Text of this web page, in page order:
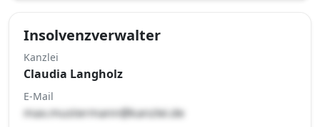
Insolvenzverwalter
Kanzlei
Claudia Langholz
E-Mail
max.mustermann@kanzlei.de